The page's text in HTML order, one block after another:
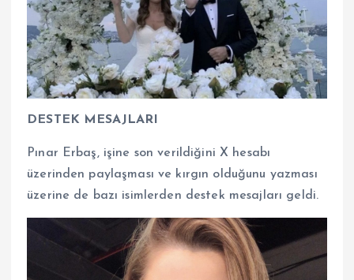
DESTEK MESAJLARI
Pınar Erbaş, işine son verildiğini X hesabı
üzerinden paylaşması ve kırgın olduğunu yazması
üzerine de bazı isimlerden destek mesajları geldi.